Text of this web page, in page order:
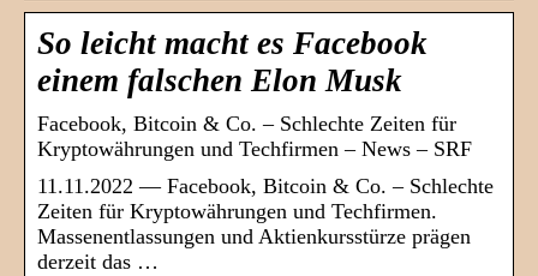
So leicht macht es Facebook
einem falschen Elon Musk
Facebook, Bitcoin & Co. – Schlechte Zeiten für
Kryptowährungen und Techfirmen – News – SRF
11.11.2022 — Facebook, Bitcoin & Co. – Schlechte
Zeiten für Kryptowährungen und Techfirmen.
Massenentlassungen und Aktienkursstürze prägen
derzeit das …